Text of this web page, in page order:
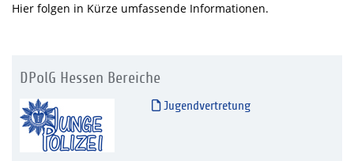
Hier folgen in Kürze umfassende Informationen.
DPolG Hessen Bereiche
Jugendvertretung